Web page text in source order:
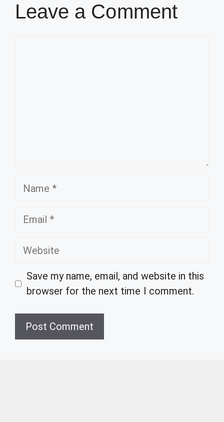
Leave a Comment
Name
Email
Website
Save my name, email, and website in this
browser for the next time I comment.